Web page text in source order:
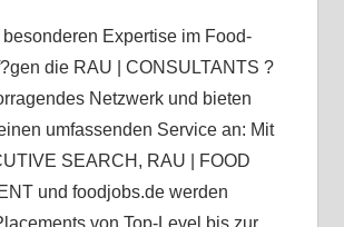
Expertise im Food-
die RAU | CONSULTANTS ?
Netzwerk und bieten
umfassenden Service an: Mit
SEARCH, RAU | FOOD
und foodjobs.de werden
von Top-Level bis zur